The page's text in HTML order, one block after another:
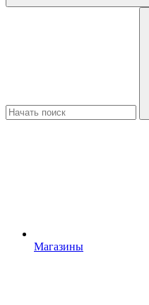
Магазины